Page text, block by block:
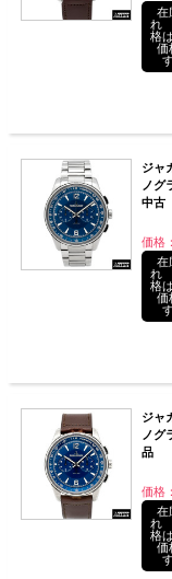
在
れ
格
価
ジャ
ノグ
中古
価格
在
れ
格
価
ジャ
ノグ
品
価格
在
れ
格
価